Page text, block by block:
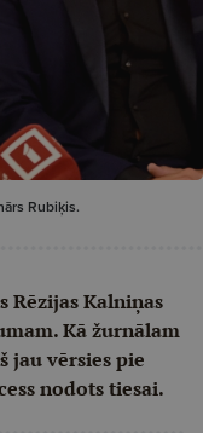
Rubiķis.
Rēzijas Kalniņas
Kā žurnālam
jau vērsies pie
nodots tiesai.